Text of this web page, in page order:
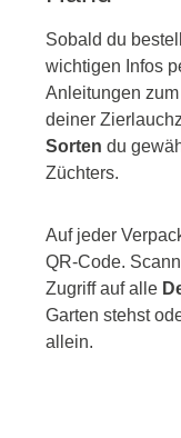
Sobald du
wichtigen Infos
Anleitungen zum
deiner
Sorten du
Züchters.
Auf jeder
QR-Code.
Zugriff auf alle
Garten stehst
allein.